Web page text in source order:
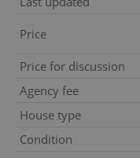
Price
Price for discussion
Agency fee
House type
Condition